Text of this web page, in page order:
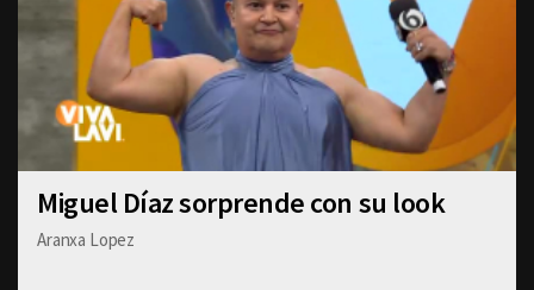
Miguel Díaz sorprende con su look
Aranxa Lopez